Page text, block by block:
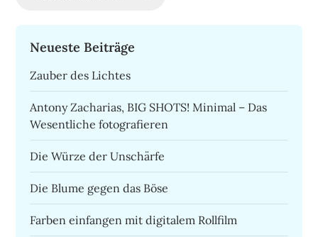
Neueste Beiträge
Zauber des Lichtes
Antony Zacharias, BIG SHOTS! Minimal – Das
Wesentliche fotografieren
Die Würze der Unschärfe
Die Blume gegen das Böse
Farben einfangen mit digitalem Rollfilm